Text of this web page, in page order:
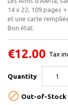
14 x 22, 109 pages
et une carte
Bon état.
€12.00 Tax
Quantity
 Out-of-Stock